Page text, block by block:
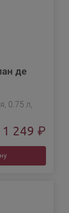
де
0.75 л,
1 249 ₽